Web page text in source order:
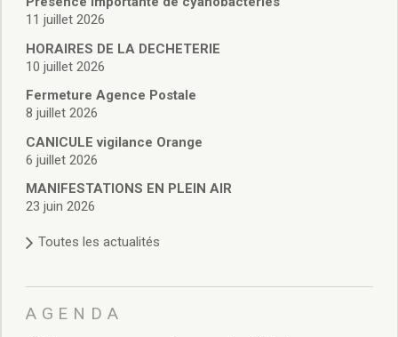
Inscriptions sur les listes électorales
Plan Local d’Urbanisme intercommunal
Actes d’état civil
Budgets
Budget de Fonctionnement
Budget d’Investissement
Conseils municipaux
Règlement du conseil municipal
Déliberations 2026
Délibérations 2024
Délibérations 2022
Délibérations 2021
11 juillet 2026
HORAIRES DE LA DECHETERIE
10 juillet 2026
Fermeture Agence Postale
8 juillet 2026
CANICULE vigilance Orange
6 juillet 2026
MANIFESTATIONS EN PLEIN AIR
23 juin 2026
Toutes les actualités
AGENDA